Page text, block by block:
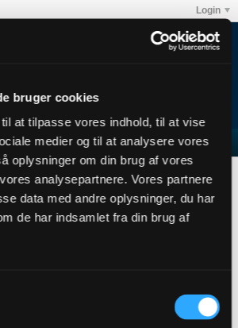
bruger cookies
at tilpasse vores indhold, til at vise
medier og til at analysere vores
oplysninger om din brug af vores
analysepartnere. Vores partnere
data med andre oplysninger, du har
de har indsamlet fra din brug af
Login
Member
0